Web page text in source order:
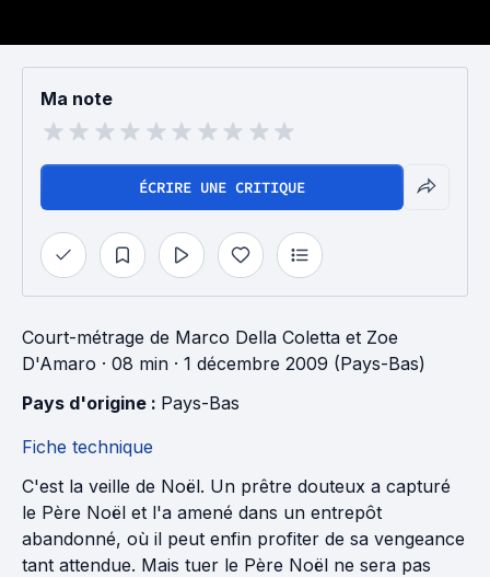
Ma note
ÉCRIRE UNE CRITIQUE
Court-métrage de Marco Della Coletta et Zoe
D'Amaro · 08 min · 1 décembre 2009 (Pays-Bas)
Pays d'origine : Pays-Bas
Fiche technique
C'est la veille de Noël. Un prêtre douteux a capturé
le Père Noël et l'a amené dans un entrepôt
abandonné, où il peut enfin profiter de sa vengeance
tant attendue. Mais tuer le Père Noël ne sera pas